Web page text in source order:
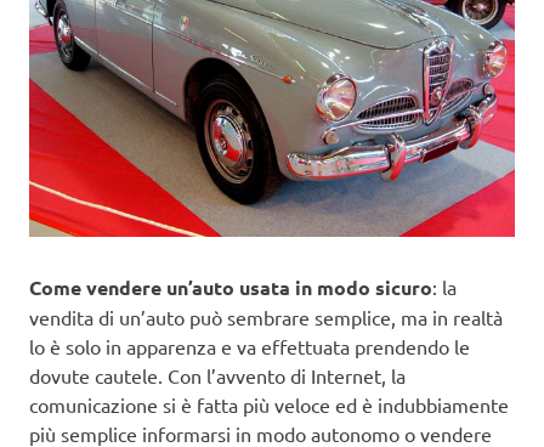
Come vendere un’auto usata in modo sicuro: la
vendita di un’auto può sembrare semplice, ma in realtà
lo è solo in apparenza e va effettuata prendendo le
dovute cautele. Con l’avvento di Internet, la
comunicazione si è fatta più veloce ed è indubbiamente
più semplice informarsi in modo autonomo o vendere